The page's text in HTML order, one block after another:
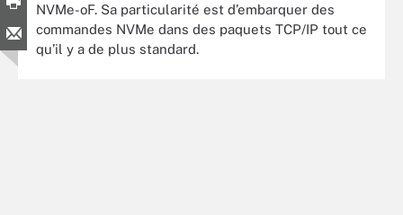
NVMe-oF. Sa particularité est d’embarquer des
commandes NVMe dans des paquets TCP/IP tout ce
qu’il y a de plus standard.